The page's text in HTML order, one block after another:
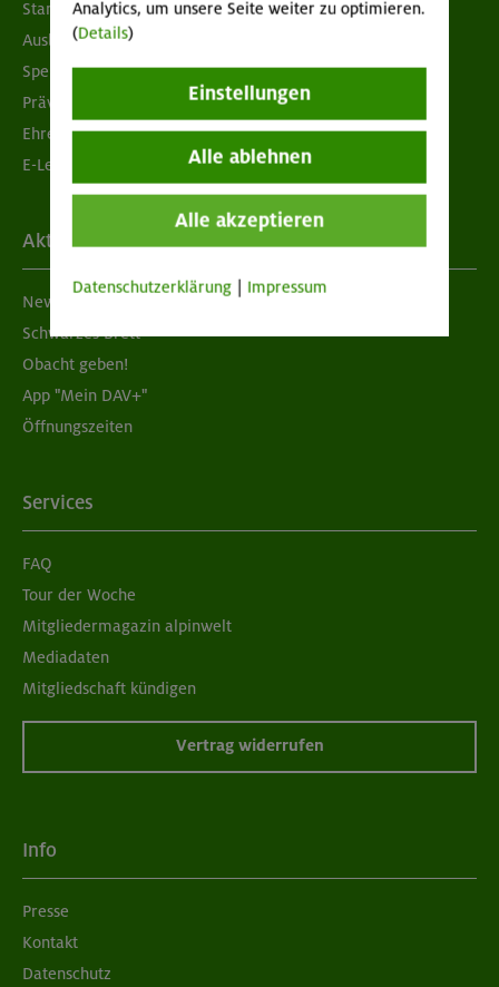
Standorte
Ausbildung & Jobs
Spenden
Prävention sexualisierter Gewalt
Ehrenamtsbörse
E-Learning
Aktuelles
Newsletter
Schwarzes Brett
Obacht geben!
App "Mein DAV+"
Öffnungszeiten
Services
FAQ
Tour der Woche
Mitgliedermagazin alpinwelt
Mediadaten
Mitgliedschaft kündigen
Vertrag widerrufen
Info
Presse
Kontakt
Datenschutz
Analytics, um unsere Seite weiter zu optimieren.
(Details)
Einstellungen
Alle ablehnen
Alle akzeptieren
Datenschutzerklärung Impressum